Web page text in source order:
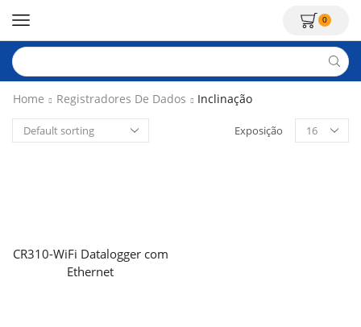
0
Home Registradores De Dados Inclinação
Exposição
CR310-WiFi Datalogger com
Ethernet